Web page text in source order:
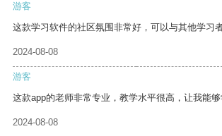
游客
这款学习软件的社区氛围非常好，可以与其他学习
2024-08-08
游客
这款app的老师非常专业，教学水平很高，让我能够
2024-08-08